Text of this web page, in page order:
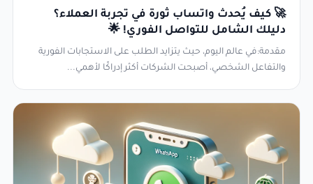
🚀 كيف يُحدث واتساب ثورة في تجربة العملاء؟
دليلك الشامل للتواصل الفوري! 🌟
مقدمة:في عالم اليوم، حيث يتزايد الطلب على الاستجابات الفورية
والتفاعل الشخصي، أصبحت الشركات أكثر إدراكًا لأهمي...